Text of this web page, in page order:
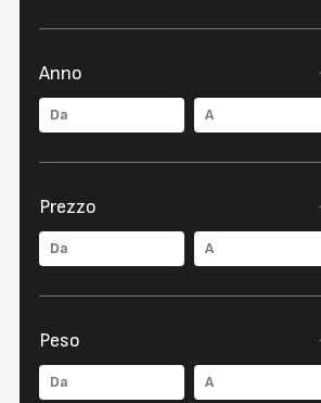
Anno
Prezzo
Peso